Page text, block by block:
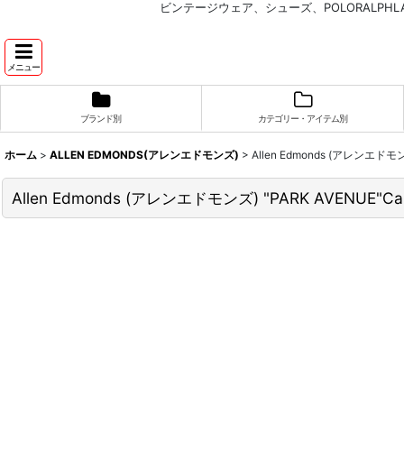
ビンテージウェア、シューズ、
メニュー
ブランド別 カテゴリー・アイテム別
ホーム > ALLEN EDMONDS(アレンエドモンズ) > Allen Edmonds (アレンエドモ
Allen Edmonds (アレンエドモンズ) "PARK